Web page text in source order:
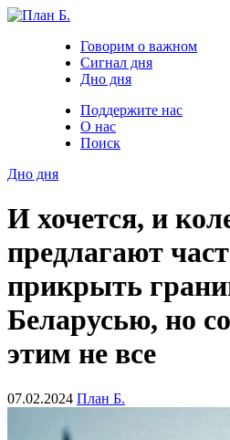
Говорим о важном
Сигнал дня
Дно дня
Поддержите нас
О нас
Поиск
Дно дня
И хочется, и
предлагают
прикрыть
Беларусью, но
этим не все
07.02.2024 План Б.